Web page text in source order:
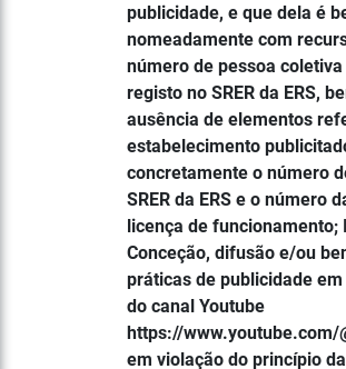
publicidade, e que dela é
nomeadamente com
número de pessoa
registo no SRER da ERS,
ausência de elementos
estabelecimento
concretamente o número
SRER da ERS e o número
licença de funcionamento;
Conceção, difusão e/ou
práticas de publicidade
do canal Youtube
https://www.youtube.com/
em violação do princípio